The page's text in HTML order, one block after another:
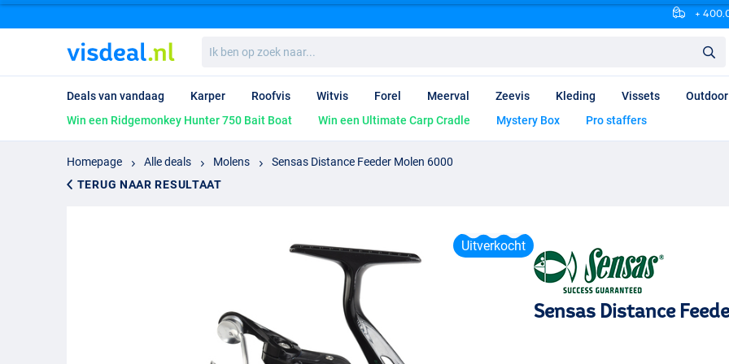
+
ben
op
naar...
Deals van vandaag Karper Roofvis Witvis Forel Meerval Zeevis Kleding Vissets Outdoor
Win een Ridgemonkey Hunter 750 Bait Boat
Win een Ultimate Carp Cradle Mystery Box Pro staffers
Homepage Alle deals Molens
Sensas Distance Feeder Molen 6000
TERUG NAAR RESULTAAT
Uitverkocht
Sensas Distance